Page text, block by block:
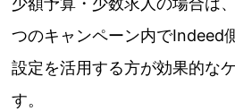
つのキャンペーン内でIndeed
設定を活用する方が効果的な
す。